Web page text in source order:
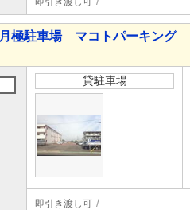
月極駐車場 マコトパーキング
貸駐車場
即引き渡し可